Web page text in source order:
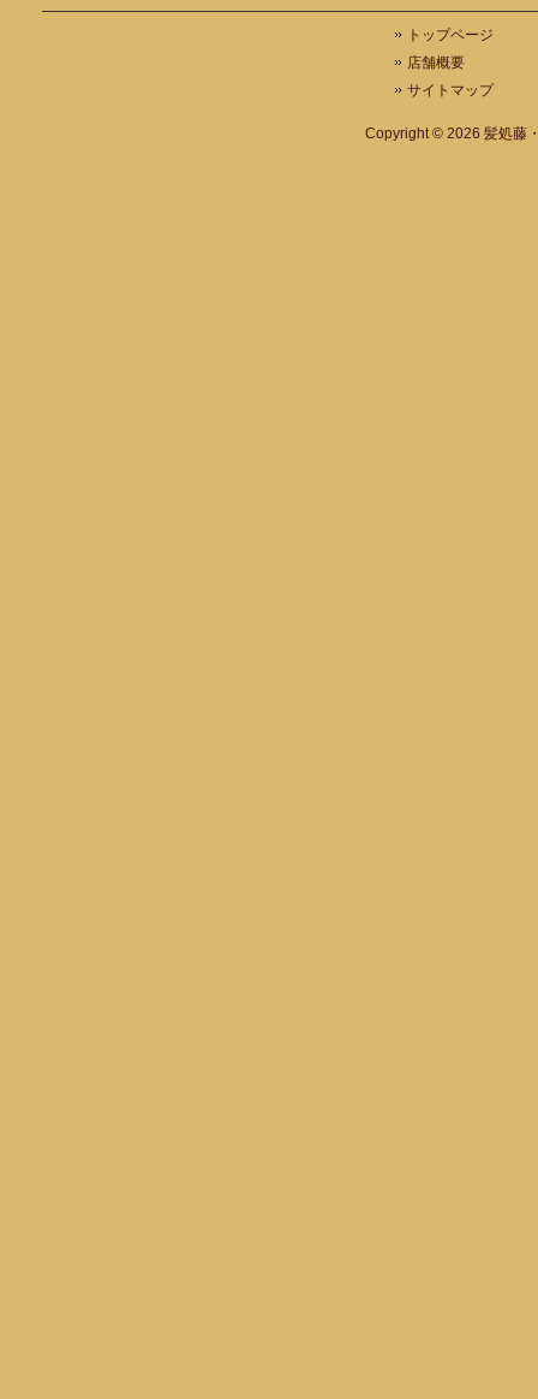
トップページ
店舗概要
サイトマップ
Copyright © 2026 髪処藤